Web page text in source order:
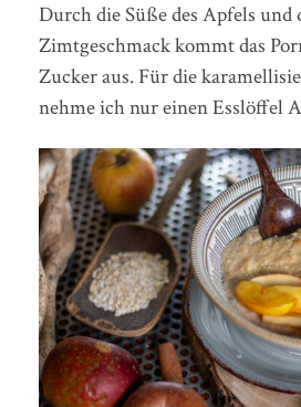
Durch die Süße des Apfels und
Zimtgeschmack kommt das
Zucker aus. Für die
nehme ich nur einen Esslöffel